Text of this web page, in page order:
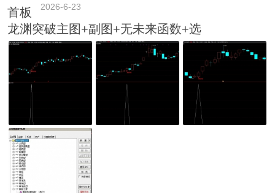
2026-6-23
首板
龙渊突破主图+副图+无未来函数+选